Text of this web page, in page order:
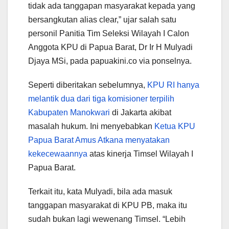
tidak ada tanggapan masyarakat kepada yang
bersangkutan alias clear,” ujar salah satu
personil Panitia Tim Seleksi Wilayah I Calon
Anggota KPU di Papua Barat, Dr Ir H Mulyadi
Djaya MSi, pada papuakini.co via ponselnya.
Seperti diberitakan sebelumnya, KPU RI hanya
melantik dua dari tiga komisioner terpilih
Kabupaten Manokwari di Jakarta akibat
masalah hukum. Ini menyebabkan Ketua KPU
Papua Barat Amus Atkana menyatakan
kekecewaannya atas kinerja Timsel Wilayah I
Papua Barat.
Terkait itu, kata Mulyadi, bila ada masuk
tanggapan masyarakat di KPU PB, maka itu
sudah bukan lagi wewenang Timsel. “Lebih